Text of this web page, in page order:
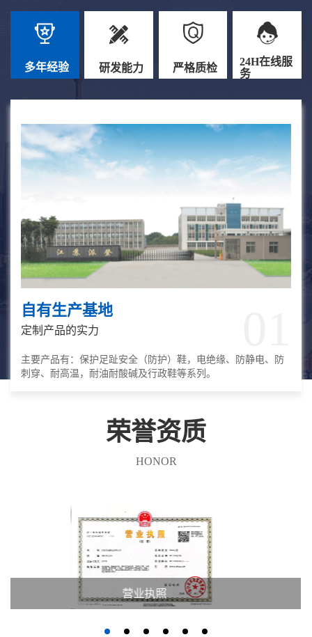
多年经验 研发能力 严格质检
24H在线服
务
自有生产基地
定制产品的实力
主要产品有：保护足趾安全（防护）鞋，电绝缘、防静电、防
刺穿、耐高温，耐油耐酸碱及行政鞋等系列。
荣誉资质
HONOR
营业执照